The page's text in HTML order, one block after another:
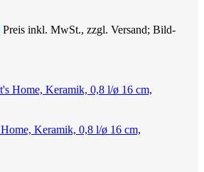
Preis inkl. MwSt., zzgl. Versand; Bild-
Keramik, 0,8 l/ø 16 cm,